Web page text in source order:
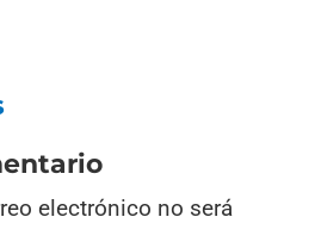
electrónico no será